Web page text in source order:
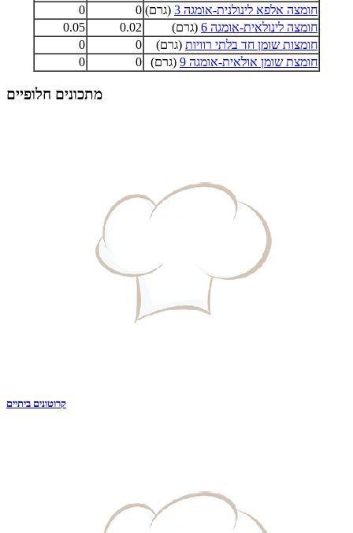
חומצה אלפא לינולנית-אומגה 3
(גרם) 0
0
חומצה לינולאית-אומגה 6
(גרם) 0.02
0.05
חומצות שומן חד בלתי רוויות (גרם) 0
0
חומצת שומן אולאית-אומגה 9
(גרם) 0
0
מתכונים חלופיים
קרוטונים ביתיים